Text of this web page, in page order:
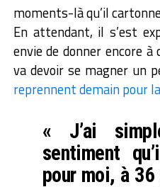
moments-là qu’il
En attendant, il s’est
envie de donner encore
va devoir se magner un
reprennent demain pour
« J’ai
sentiment
pour moi, à